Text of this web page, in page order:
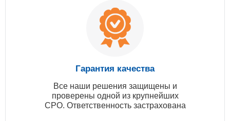
Гарантия качества
Все наши решения защищены и
проверены одной из крупнейших
СРО. Ответственность застрахована